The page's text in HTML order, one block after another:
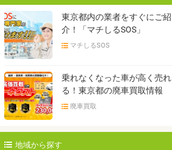
東京都内の業者をすぐにご紹
介！「マチしるSOS」
マチしるSOS
乗れなくなった車が高く売れ
る！東京都の廃車買取情報
廃車買取
地域から探す